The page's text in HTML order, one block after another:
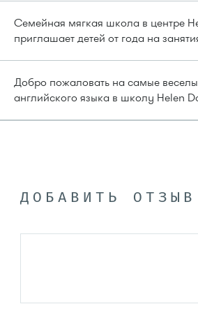
Семейная мягкая школа в центре
приглашает детей от года на
Добро пожаловать на самые
английского языка в школу Helen
ДОБАВИТЬ ОТЗЫВ